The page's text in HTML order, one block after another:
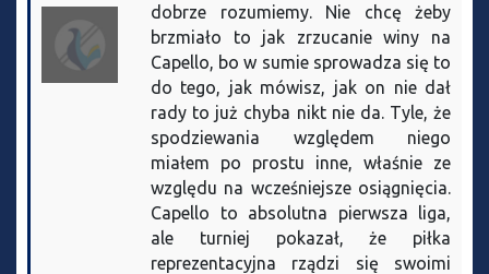
dobrze rozumiemy. Nie chcę żeby
brzmiało to jak zrzucanie winy na
Capello, bo w sumie sprowadza się to
do tego, jak mówisz, jak on nie dał
rady to już chyba nikt nie da. Tyle, że
spodziewania względem niego
miałem po prostu inne, właśnie ze
względu na wcześniejsze osiągnięcia.
Capello to absolutna pierwsza liga,
ale turniej pokazał, że piłka
reprezentacyjna rządzi się swoimi